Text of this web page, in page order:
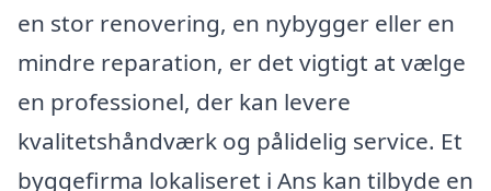
en stor renovering, en nybygger eller en
mindre reparation, er det vigtigt at vælge
en professionel, der kan levere
kvalitetshåndværk og pålidelig service. Et
byggefirma lokaliseret i Ans kan tilbyde en